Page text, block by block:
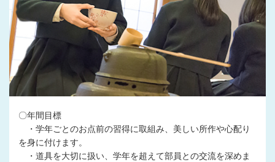
〇年間目標
・学年ごとのお点前の習得に取組み、美しい所作や心配り
を身に付けます。
・道具を大切に扱い、学年を超えて部員との交流を深めま